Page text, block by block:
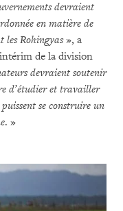
devraient
en matière de
les Rohingyas», a
de la division
devraient soutenir
d’étudier et travailler
se construire un
. »